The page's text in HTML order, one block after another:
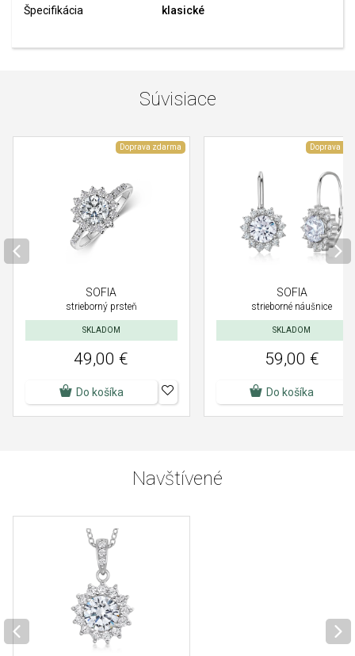
Špecifikácia klasické
Súvisiace
Doprava zdarma
SOFIA
strieborný prsteň
SKLADOM
49,00 €
Do košíka
Doprava
SOFIA
strieborné náušnice
SKLADOM
59,00 €
Do košíka
Navštívené